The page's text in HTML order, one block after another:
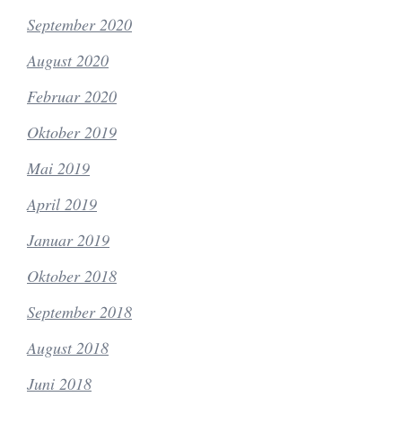
September 2020
August 2020
Februar 2020
Oktober 2019
Mai 2019
April 2019
Januar 2019
Oktober 2018
September 2018
August 2018
Juni 2018